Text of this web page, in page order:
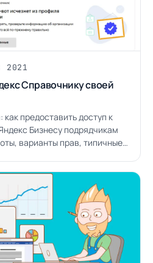
2021
Справочнику своей
предоставить доступ к
Бизнесу подрядчикам
варианты прав, типичные